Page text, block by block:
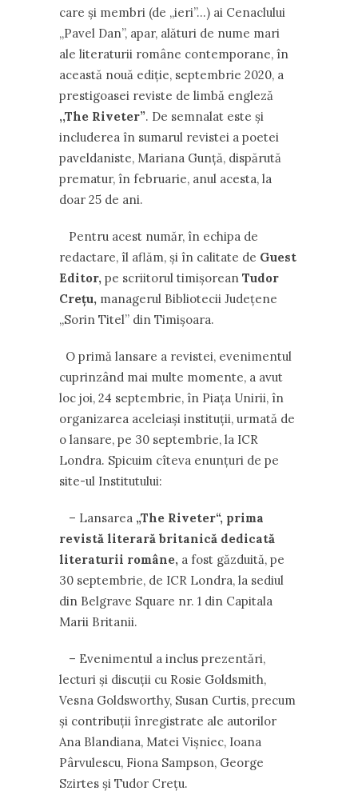
care și membri (de ,,ieri”…) ai Cenaclului
,,Pavel Dan”, apar, alături de nume mari
ale literaturii române contemporane, în
această nouă ediție, septembrie 2020, a
prestigoasei reviste de limbă engleză
,,The Riveter”. De semnalat este și
includerea în sumarul revistei a poetei
paveldaniste, Mariana Gunță, dispărută
prematur, în februarie, anul acesta, la
doar 25 de ani.
Pentru acest număr, în echipa de
redactare, îl aflăm, și în calitate de Guest
Editor, pe scriitorul timișorean Tudor
Crețu, managerul Bibliotecii Județene
,,Sorin Titel” din Timișoara.
O primă lansare a revistei, evenimentul
cuprinzând mai multe momente, a avut
loc joi, 24 septembrie, în Piața Unirii, în
organizarea aceleiași instituții, urmată de
o lansare, pe 30 septembrie, la ICR
Londra. Spicuim cîteva enunțuri de pe
site-ul Institutului:
– Lansarea „The Riveter“, prima
revistă literară britanică dedicată
literaturii române, a fost găzduită, pe
30 septembrie, de ICR Londra, la sediul
din Belgrave Square nr. 1 din Capitala
Marii Britanii.
– Evenimentul a inclus prezentări,
lecturi și discuții cu Rosie Goldsmith,
Vesna Goldsworthy, Susan Curtis, precum
și contribuții înregistrate ale autorilor
Ana Blandiana, Matei Vișniec, Ioana
Pârvulescu, Fiona Sampson, George
Szirtes și Tudor Crețu.